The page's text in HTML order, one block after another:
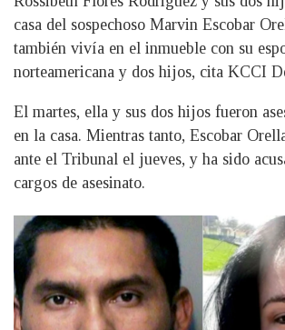
casa del sospechoso Marvin Escobar
también vivía en el inmueble con su
norteamericana y dos hijos, cita KCCI
El martes, ella y sus dos hijos fueron
en la casa. Mientras tanto, Escobar
ante el Tribunal el jueves, y ha sido
cargos de asesinato.